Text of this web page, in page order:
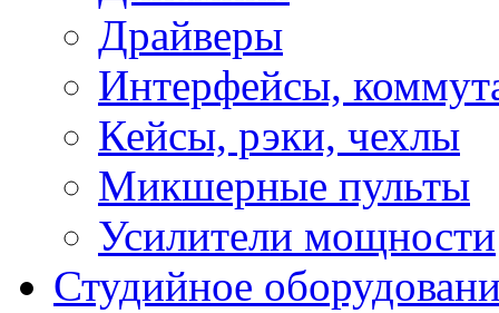
Драйверы
Интерфейсы,
Кейсы, рэки, чехлы
Микшерные пульты
Усилители мощности
Студийное